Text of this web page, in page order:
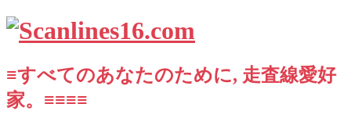
≡すべてのあなたのために, 走査線愛好
家。≡≡≡≡